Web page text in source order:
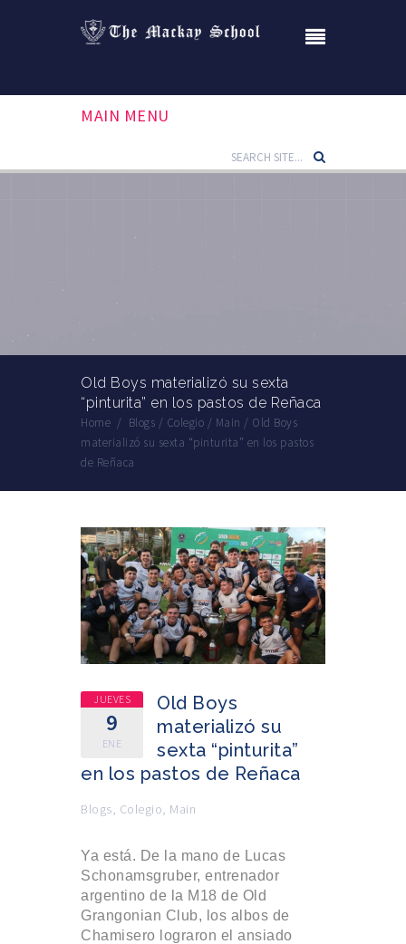
MAIN MENU
Old Boys materializó su sexta
“pinturita” en los pastos de Reñaca
Home / Blogs / Colegio / Main / Old Boys
materializó su sexta “pinturita” en los pastos
de Reñaca
JUEVES
9
ENE
Old Boys
materializó su
sexta “pinturita”
en los pastos de Reñaca
Blogs Colegio Main
Ya está. De la mano de Lucas
Schonamsgruber, entrenador
argentino de la M18 de Old
Grangonian Club, los albos de
Chamisero lograron el ansiado